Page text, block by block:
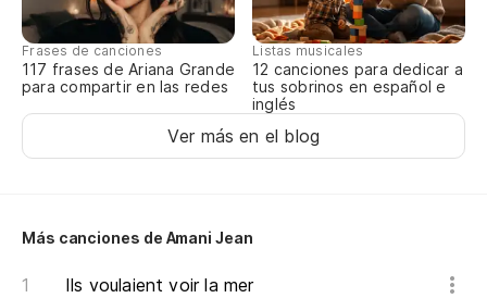
Frases de canciones
117 frases de Ariana Grande
para compartir en las redes
Listas musicales
12 canciones para dedicar a
tus sobrinos en español e
inglés
Ver más en el blog
Más canciones de Amani Jean
Ils voulaient voir la mer